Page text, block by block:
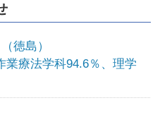
徳島）
業療法学科94.6％、理学